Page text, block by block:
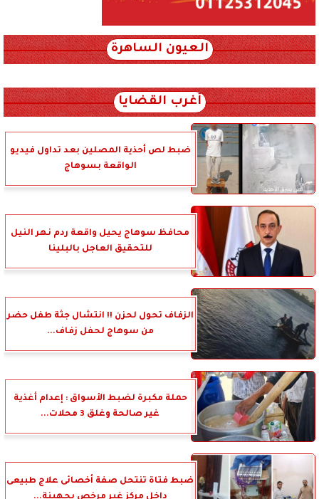
العيون الساهرة
أغرب القضايا
ضبط لص أحذية المصلين بعد تداول فيديو
الواقعة بسوهاج
محافظ سوهاج يحيل واقعة ردم نهر النيل
للتحقيق العاجل بالبلينا
الزفاف تحول لحزن !! انتشال جثة طفل حضر
من سوهاج لحفل زفاف...
حملة مكبرة لضبط الأسواق : إعدام أغذية
غير صالحة وغلق 3 محلات...
ضبط فتاة تنتحل صفة أخصائى علاج طبيعى